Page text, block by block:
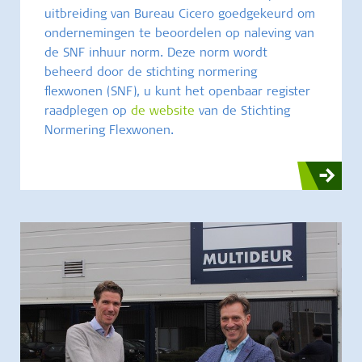
uitbreiding van Bureau Cicero goedgekeurd om
ondernemingen te beoordelen op naleving van
de SNF inhuur norm. Deze norm wordt
beheerd door de stichting normering
flexwonen (SNF), u kunt het openbaar register
raadplegen op de website van de Stichting
Normering Flexwonen.